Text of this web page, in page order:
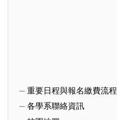
重要日程與報名繳費流程
各學系聯絡資訊